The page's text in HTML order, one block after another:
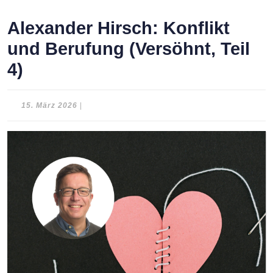
Alexander Hirsch: Konflikt
und Berufung (Versöhnt, Teil
4)
15. März 2026 15.